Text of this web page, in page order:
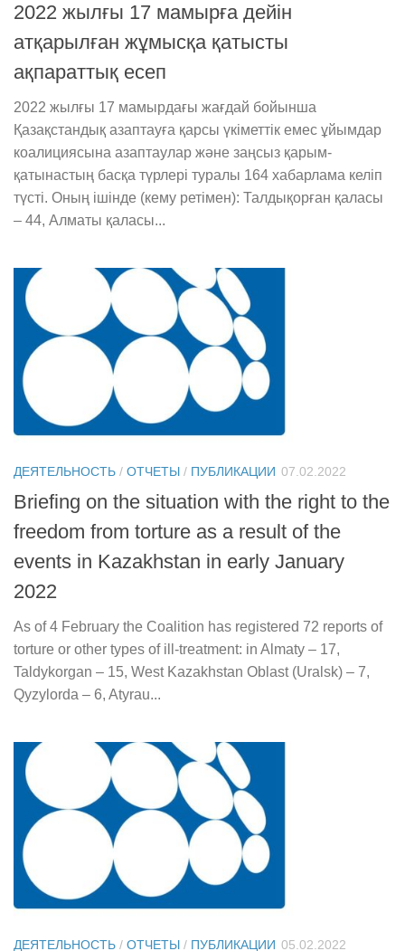
2022 жылғы 17 мамырға дейін
атқарылған жұмысқа қатысты
ақпараттық есеп
2022 жылғы 17 мамырдағы жағдай бойынша
Қазақстандық азаптауға қарсы үкіметтік емес ұйымдар
коалициясына азаптаулар және заңсыз қарым-
қатынастың басқа түрлері туралы 164 хабарлама келіп
түсті. Оның ішінде (кему ретімен): Талдықорған қаласы
– 44, Алматы қаласы...
ДЕЯТЕЛЬНОСТЬ / ОТЧЕТЫ / ПУБЛИКАЦИИ 07.02.2022
Briefing on the situation with the right to the
freedom from torture as a result of the
events in Kazakhstan in early January
2022
As of 4 February the Coalition has registered 72 reports of
torture or other types of ill-treatment: in Almaty – 17,
Taldykorgan – 15, West Kazakhstan Oblast (Uralsk) – 7,
Qyzylorda – 6, Atyrau...
ДЕЯТЕЛЬНОСТЬ / ОТЧЕТЫ / ПУБЛИКАЦИИ 05.02.2022